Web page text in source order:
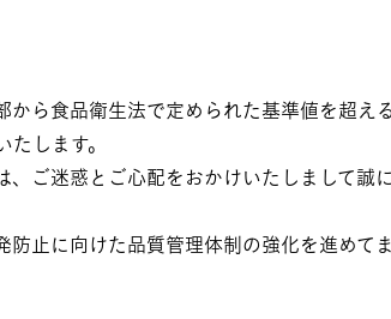
ら食品衛生法で定められた基準値を超え
します。
ご迷惑とご心配をおかけいたしまして誠
止に向けた品質管理体制の強化を進めてま